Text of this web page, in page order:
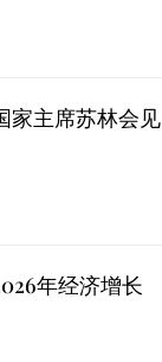
家主席苏林会见
年经济增长